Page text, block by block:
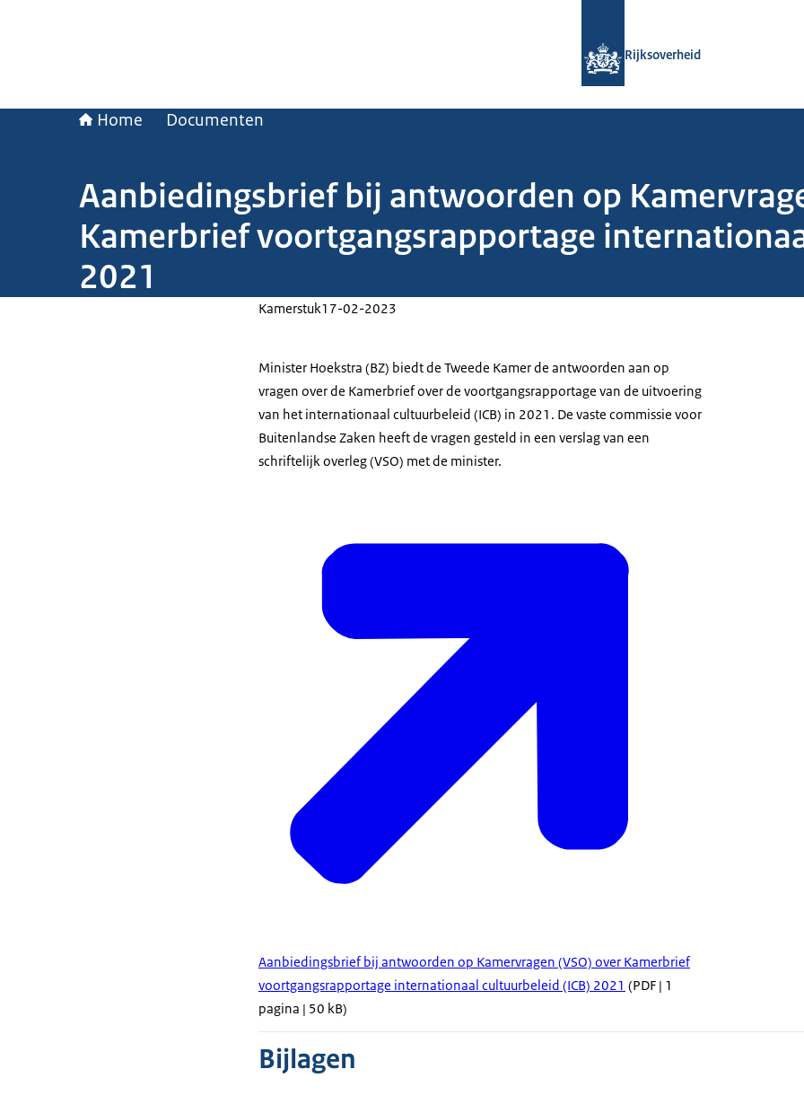
Rijksoverheid
Home Documenten
Aanbiedingsbrief bij antwoorden op
Kamerbrief voortgangsrapportage
2021
Kamerstuk17-02-2023
Minister Hoekstra (BZ) biedt de Tweede Kamer de antwoorden aan op
vragen over de Kamerbrief over de voortgangsrapportage van de uitvoering
van het internationaal cultuurbeleid (ICB) in 2021. De vaste commissie voor
Buitenlandse Zaken heeft de vragen gesteld in een verslag van een
schriftelijk overleg (VSO) met de minister.
Aanbiedingsbrief bij antwoorden op Kamervragen (VSO) over Kamerbrief
voortgangsrapportage internationaal cultuurbeleid (ICB) 2021 (PDF | 1
pagina | 50 kB)
Bijlagen